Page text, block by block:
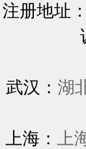
注册地址：
武汉： 湖
上海：